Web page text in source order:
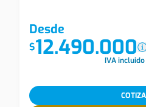
Desde
$12.490.000
IVA incluido